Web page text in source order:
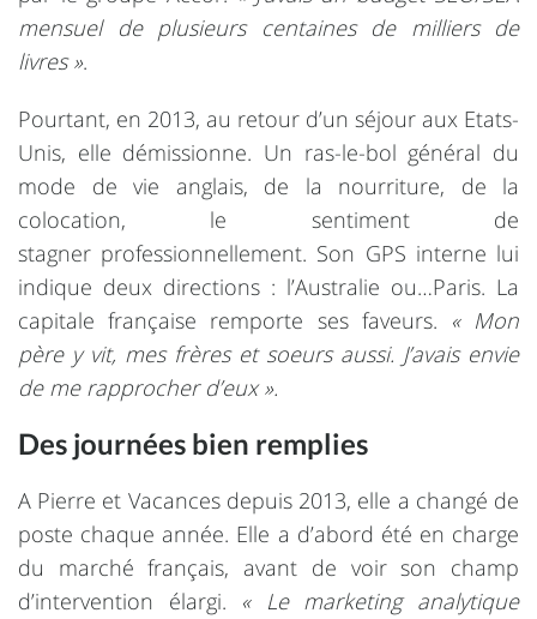
mensuel de plusieurs centaines de milliers de
livres ».
Pourtant, en 2013, au retour d’un séjour aux Etats-
Unis, elle démissionne. Un ras-le-bol général du
mode de vie anglais, de la nourriture, de la
colocation, le sentiment de
stagner professionnellement. Son GPS interne lui
indique deux directions : l’Australie ou…Paris. La
capitale française remporte ses faveurs. « Mon
père y vit, mes frères et soeurs aussi. J’avais envie
de me rapprocher d’eux ».
Des journées bien remplies
A Pierre et Vacances depuis 2013, elle a changé de
poste chaque année. Elle a d’abord été en charge
du marché français, avant de voir son champ
d’intervention élargi. « Le marketing analytique